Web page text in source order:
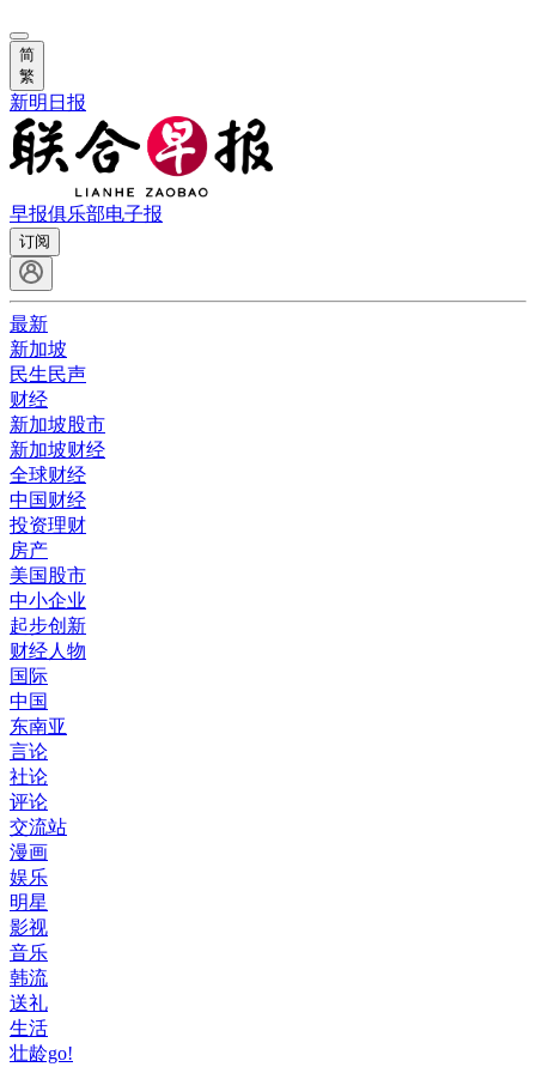
简
繁
新明日报
早报俱乐部电子报
订阅
最新
新加坡
民生民声
财经
新加坡股市
新加坡财经
全球财经
中国财经
投资理财
房产
美国股市
中小企业
起步创新
财经人物
国际
中国
东南亚
言论
社论
评论
交流站
漫画
娱乐
明星
影视
音乐
韩流
送礼
生活
壮龄go!